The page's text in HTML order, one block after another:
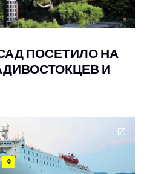
ПОСЕТИЛО НА
И
9